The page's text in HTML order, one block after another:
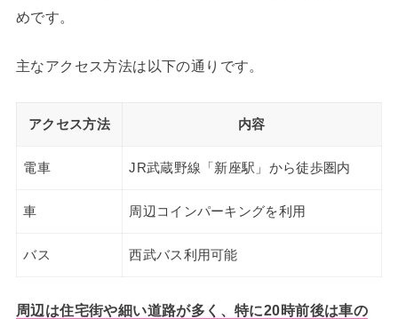
めです。
主なアクセス方法は以下の通りです。
アクセス方法 内容
電車 JR武蔵野線「新座駅」から徒歩圏内
車 周辺コインパーキングを利用
バス 西武バス利用可能
周辺は住宅街や細い道路が多く、特に20時前後は車の